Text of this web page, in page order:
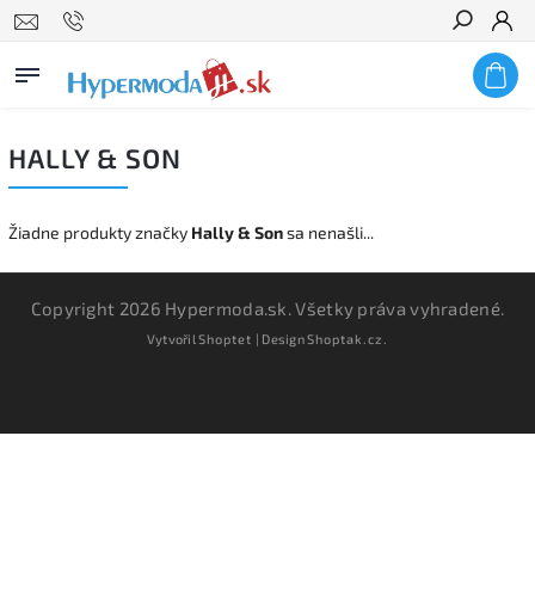
Hľadať
HALLY & SON
Žiadne produkty značky Hally & Sonsa nenašli...
Copyright 2026 Hypermoda.sk. Všetky práva vyhradené.
VytvořilShoptet | DesignShoptak.cz.